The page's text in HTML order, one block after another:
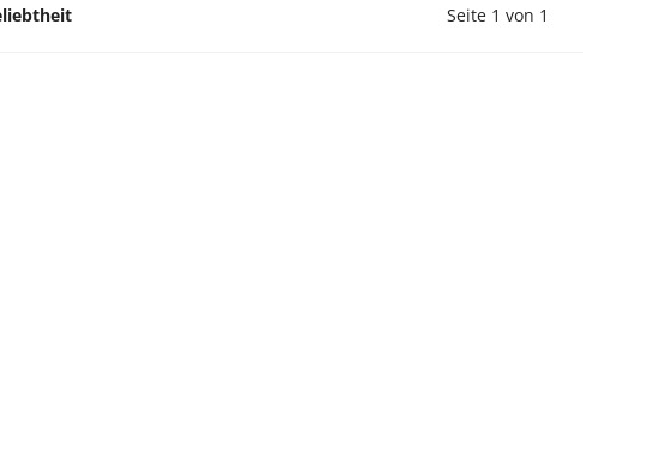
Vorherige Seite
Seite 1 von 1